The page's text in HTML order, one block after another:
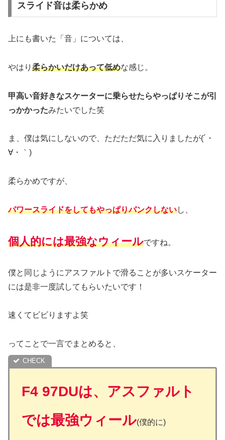
スライド音は柔らかめ
上にも書いた「音」については、
やはり 柔らかいだけあって低めな感じ。
甲高い音好きなスケーターに乗らせたらやっぱりそこが引
っかかったみたいでした笑
ま、僕は気にしないので、ただただ気に入りましたが(´・
∀・｀)
柔らかめですが、
パワースライドをしてもやっぱりパンクしないし、
個人的には最強なウィールですね。
僕と同じようにアスファルトで滑ることが多いスケーター
には是非一度試してもらいたいです！
速くてビビりますよ笑
ってことで一言でまとめると、
F4 97DUは、アスファルト
では最強ウィール(僕的に)